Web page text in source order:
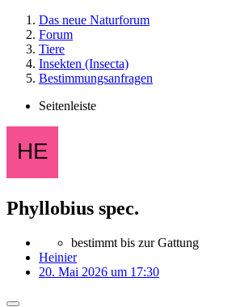
Das neue Naturforum
Forum
Tiere
Insekten (Insecta)
Bestimmungsanfragen
Seitenleiste
Phyllobius spec.
bestimmt bis zur Gattung
Heinier
20. Mai 2026 um 17:30